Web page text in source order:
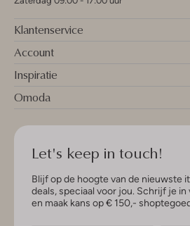
Klantenservice
Account
Inspiratie
Omoda
Let's keep in touch!
Blijf op de hoogte van de nieuwste
deals, speciaal voor jou. Schrijf je
en maak kans op € 150,-